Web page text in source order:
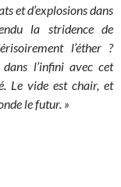
et d’explosions dans
la stridence de
l’éther ?
dans l’infini avec cet
Le vide est chair, et
le futur. »
illustrées (8)